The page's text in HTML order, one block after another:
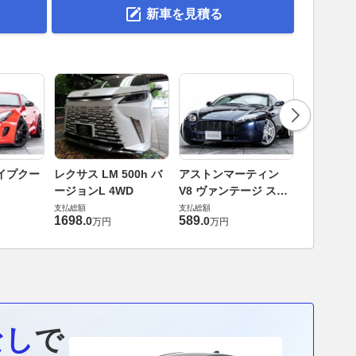
新車を見積る
プクー
レクサス LM 500h バ
ージョンL 4WD
支払総額
1698.0万円
アストンマーティン
V8 ヴァンテージ スポ
ーツシフト
支払総額
589.0万円
で